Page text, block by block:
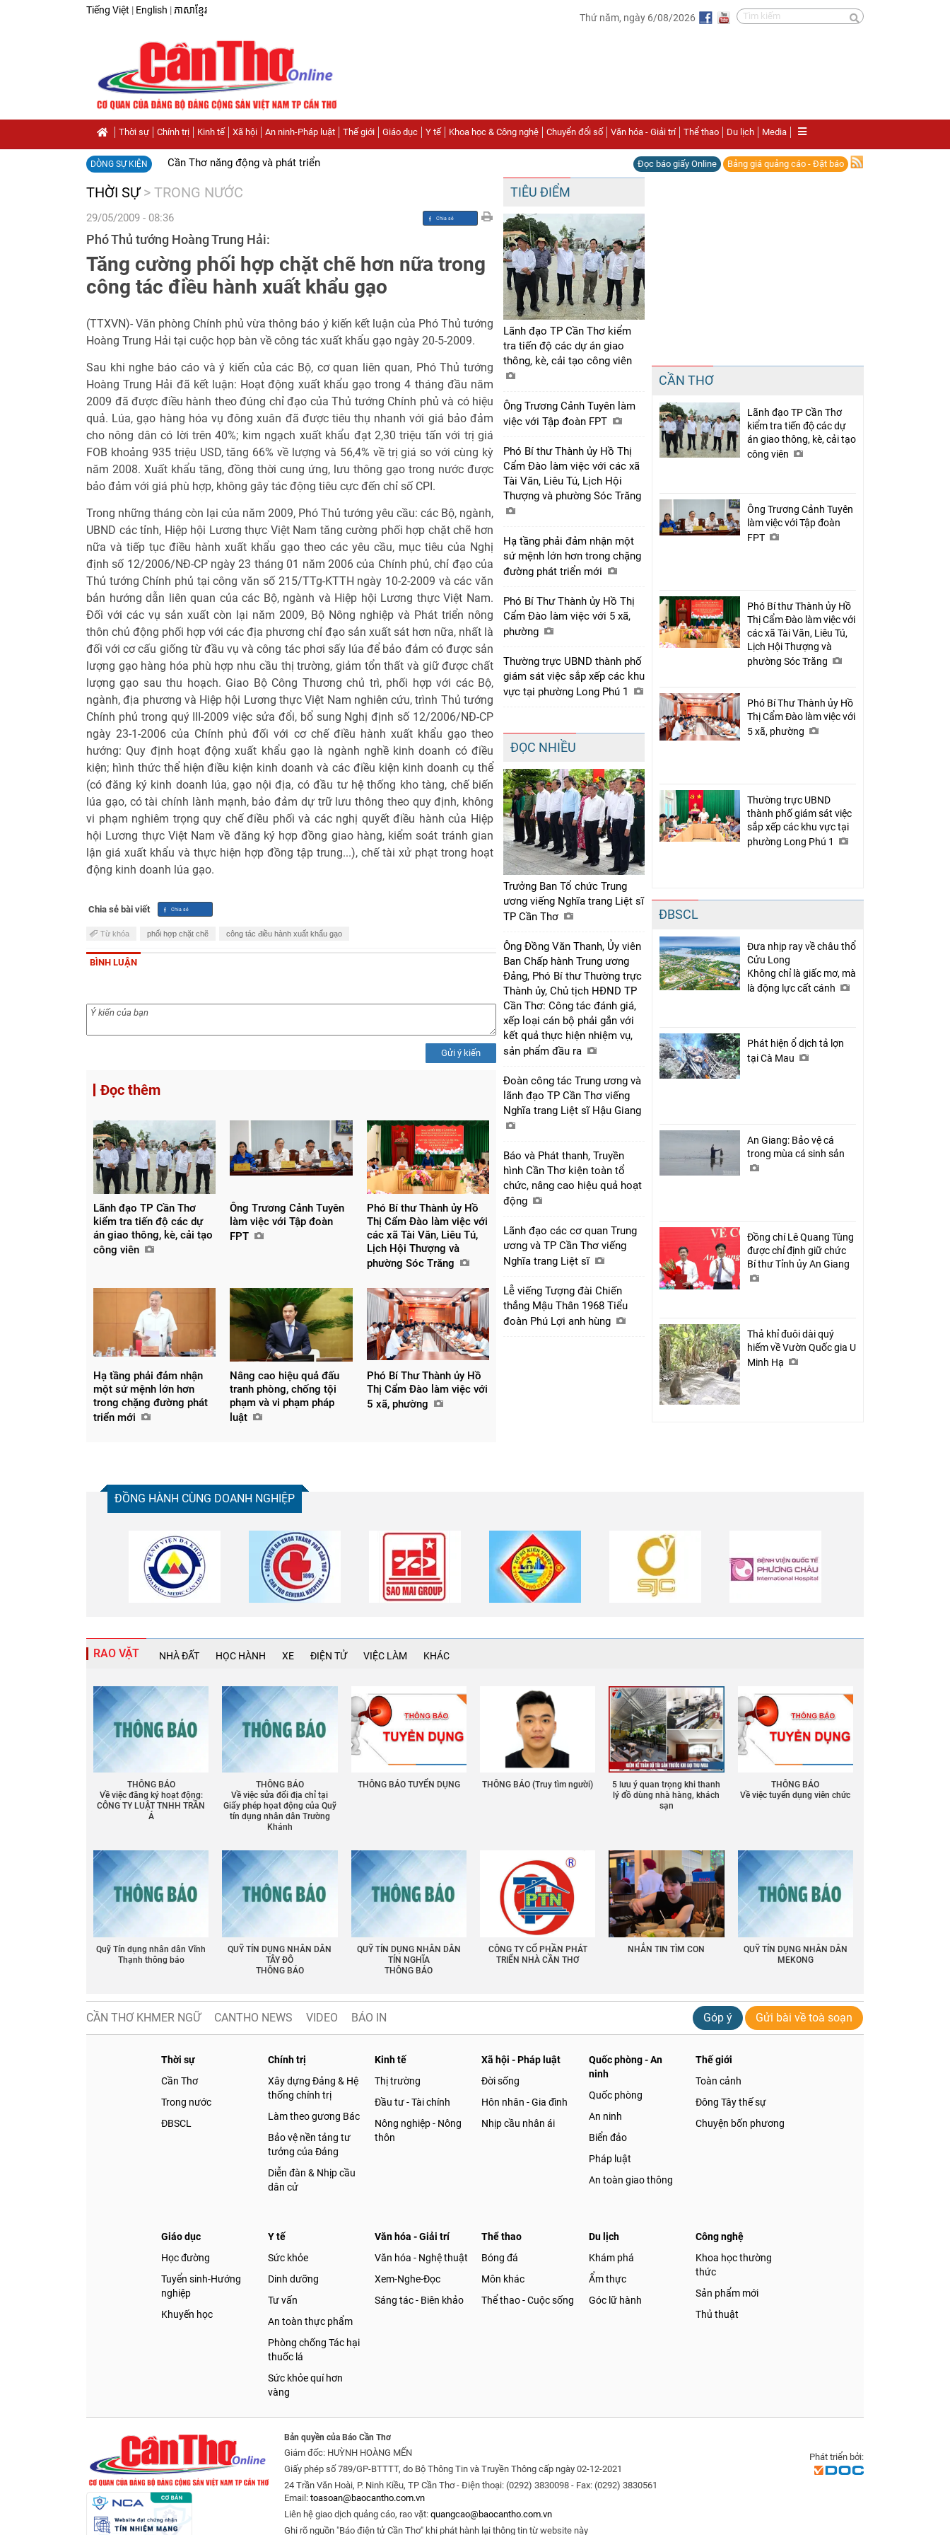
Tiếng Việt | English | ភាសាខ្មែរ
Thứ năm, ngày 6/08/2026
Thời sự Chính trị Kinh tế Xã hội An ninh-Pháp luật Thế giới Giáo dục Y tế Khoa học & Công nghệ Chuyển đổi số Văn hóa - Giải trí Thể thao Du lịch Media
DÒNG SỰ KIỆN Cần Thơ năng động và phát triển Đọc báo giấy Online Bảng giá quảng cáo - Đặt báo
THỜI SỰ > TRONG NƯỚC
29/05/2009 - 08:36
Chia sẻ
Phó Thủ tướng Hoàng Trung Hải:
Tăng cường phối hợp chặt chẽ hơn nữa trong
công tác điều hành xuất khẩu gạo
(TTXVN)- Văn phòng Chính phủ vừa thông báo ý kiến kết luận của Phó Thủ tướng
Hoàng Trung Hải tại cuộc họp bàn về công tác xuất khẩu gạo ngày 20-5-2009.
Sau khi nghe báo cáo và ý kiến của các Bộ, cơ quan liên quan, Phó Thủ tướng
Hoàng Trung Hải đã kết luận: Hoạt động xuất khẩu gạo trong 4 tháng đầu năm
2009 đã được điều hành theo đúng chỉ đạo của Thủ tướng Chính phủ và có hiệu
quả. Lúa, gạo hàng hóa vụ đông xuân đã được tiêu thụ nhanh với giá bảo đảm
cho nông dân có lời trên 40%; kim ngạch xuất khẩu đạt 2,30 triệu tấn với trị giá
FOB khoảng 935 triệu USD, tăng 66% về lượng và 56,4% về trị giá so với cùng kỳ
năm 2008. Xuất khẩu tăng, đồng thời cung ứng, lưu thông gạo trong nước được
bảo đảm với giá phù hợp, không gây tác động tiêu cực đến chỉ số CPI.
Trong những tháng còn lại của năm 2009, Phó Thủ tướng yêu cầu: các Bộ, ngành,
UBND các tỉnh, Hiệp hội Lương thực Việt Nam tăng cường phối hợp chặt chẽ hơn
nữa và tiếp tục điều hành xuất khẩu gạo theo các yêu cầu, mục tiêu của Nghị
định số 12/2006/NĐ-CP ngày 23 tháng 01 năm 2006 của Chính phủ, chỉ đạo của
Thủ tướng Chính phủ tại công văn số 215/TTg-KTTH ngày 10-2-2009 và các văn
bản hướng dẫn liên quan của các Bộ, ngành và Hiệp hội Lương thực Việt Nam.
Đối với các vụ sản xuất còn lại năm 2009, Bộ Nông nghiệp và Phát triển nông
thôn chủ động phối hợp với các địa phương chỉ đạo sản xuất sát hơn nữa, nhất là
đối với cơ cấu giống từ đầu vụ và công tác phơi sấy lúa để bảo đảm có được sản
lượng gạo hàng hóa phù hợp nhu cầu thị trường, giảm tổn thất và giữ được chất
lượng gạo sau thu hoạch. Giao Bộ Công Thương chủ trì, phối hợp với các Bộ,
ngành, địa phương và Hiệp hội Lương thực Việt Nam nghiên cứu, trình Thủ tướng
Chính phủ trong quý III-2009 việc sửa đổi, bổ sung Nghị định số 12/2006/NĐ-CP
ngày 23-1-2006 của Chính phủ đối với cơ chế điều hành xuất khẩu gạo theo
hướng: Quy định hoạt động xuất khẩu gạo là ngành nghề kinh doanh có điều
kiện; hình thức thể hiện điều kiện kinh doanh và các điều kiện kinh doanh cụ thể
(có đăng ký kinh doanh lúa, gạo nội địa, có đầu tư hệ thống kho tàng, chế biến
lúa gạo, có tài chính lành mạnh, bảo đảm dự trữ lưu thông theo quy định, không
vi phạm nghiêm trọng quy chế điều phối và các nghị quyết điều hành của Hiệp
hội Lương thực Việt Nam về đăng ký hợp đồng giao hàng, kiểm soát tránh gian
lận giá xuất khẩu và thực hiện hợp đồng tập trung...), chế tài xử phạt trong hoạt
động kinh doanh lúa gạo.
Chia sẻ bài viết
Chia sẻ
Facebook
Từ khóa phối hợp chặt chẽ công tác điều hành xuất khẩu gạo
BÌNH LUẬN
Gửi ý kiến
Đọc thêm
Lãnh đạo TP Cần Thơ
kiểm tra tiến độ các dự
án giao thông, kè, cải tạo
công viên
Ông Trương Cảnh Tuyên
làm việc với Tập đoàn
FPT
Phó Bí thư Thành ủy Hồ
Thị Cẩm Đào làm việc với
các xã Tài Văn, Liêu Tú,
Lịch Hội Thượng và
phường Sóc Trăng
Hạ tầng phải đảm nhận
một sứ mệnh lớn hơn
trong chặng đường phát
triển mới
Nâng cao hiệu quả đấu
tranh phòng, chống tội
phạm và vi phạm pháp
luật
Phó Bí Thư Thành ủy Hồ
Thị Cẩm Đào làm việc với
5 xã, phường
TIÊU ĐIỂM
Lãnh đạo TP Cần Thơ kiểm
tra tiến độ các dự án giao
thông, kè, cải tạo công viên
Ông Trương Cảnh Tuyên làm
việc với Tập đoàn FPT
Phó Bí thư Thành ủy Hồ Thị
Cẩm Đào làm việc với các xã
Tài Văn, Liêu Tú, Lịch Hội
Thượng và phường Sóc Trăng
Hạ tầng phải đảm nhận một
sứ mệnh lớn hơn trong chặng
đường phát triển mới
Phó Bí Thư Thành ủy Hồ Thị
Cẩm Đào làm việc với 5 xã,
phường
Thường trực UBND thành phố
giám sát việc sắp xếp các khu
vực tại phường Long Phú 1
ĐỌC NHIỀU
Trưởng Ban Tổ chức Trung
ương viếng Nghĩa trang Liệt sĩ
TP Cần Thơ
Ông Đồng Văn Thanh, Ủy viên
Ban Chấp hành Trung ương
Đảng, Phó Bí thư Thường trực
Thành ủy, Chủ tịch HĐND TP
Cần Thơ: Công tác đánh giá,
xếp loại cán bộ phải gắn với
kết quả thực hiện nhiệm vụ,
sản phẩm đầu ra
Đoàn công tác Trung ương và
lãnh đạo TP Cần Thơ viếng
Nghĩa trang Liệt sĩ Hậu Giang
Báo và Phát thanh, Truyền
hình Cần Thơ kiện toàn tổ
chức, nâng cao hiệu quả hoạt
động
Lãnh đạo các cơ quan Trung
ương và TP Cần Thơ viếng
Nghĩa trang Liệt sĩ
Lễ viếng Tượng đài Chiến
thắng Mậu Thân 1968 Tiểu
đoàn Phú Lợi anh hùng
CẦN THƠ
Lãnh đạo TP Cần Thơ
kiểm tra tiến độ các dự
án giao thông, kè, cải tạo
công viên
Ông Trương Cảnh Tuyên
làm việc với Tập đoàn
FPT
Phó Bí thư Thành ủy Hồ
Thị Cẩm Đào làm việc với
các xã Tài Văn, Liêu Tú,
Lịch Hội Thượng và
phường Sóc Trăng
Phó Bí Thư Thành ủy Hồ
Thị Cẩm Đào làm việc với
5 xã, phường
Thường trực UBND
thành phố giám sát việc
sắp xếp các khu vực tại
phường Long Phú 1
ĐBSCL
Đưa nhịp ray về châu thổ
Cửu Long
Không chỉ là giấc mơ, mà
là động lực cất cánh
Phát hiện ổ dịch tả lợn
tại Cà Mau
An Giang: Bảo vệ cá
trong mùa cá sinh sản
Đồng chí Lê Quang Tùng
được chỉ định giữ chức
Bí thư Tỉnh ủy An Giang
Thả khỉ đuôi dài quý
hiếm về Vườn Quốc gia U
Minh Hạ
ĐỒNG HÀNH CÙNG DOANH NGHIỆP
RAO VẶT NHÀ ĐẤT HỌC HÀNH XE ĐIỆN TỬ VIỆC LÀM KHÁC
THÔNG BÁO
Về việc đăng ký hoạt động:
CÔNG TY LUẬT TNHH TRẦN
Á
THÔNG BÁO
Về việc sửa đổi địa chỉ tại
Giấy phép họat động của Quỹ
tín dụng nhân dân Trường
Khánh
THÔNG BÁO TUYỂN DỤNG THÔNG BÁO (Truy tìm người)
5 lưu ý quan trọng khi thanh
lý đồ dùng nhà hàng, khách
sạn
THÔNG BÁO
Về việc tuyển dụng viên chức
Quỹ Tín dụng nhân dân Vĩnh
Thạnh thông báo
QUỸ TÍN DỤNG NHÂN DÂN
TÂY ĐÔ
THÔNG BÁO
QUỸ TÍN DỤNG NHÂN DÂN
TÍN NGHĨA
THÔNG BÁO
CÔNG TY CỔ PHẦN PHÁT
TRIỂN NHÀ CẦN THƠ
NHẮN TIN TÌM CON
QUỸ TÍN DỤNG NHÂN DÂN
MEKONG
CẦN THƠ KHMER NGỮ CANTHO NEWS VIDEO BÁO IN Góp ý Gửi bài về toà soạn
Thời sự
Cần Thơ
Trong nước
ĐBSCL
Chính trị
Xây dựng Đảng & Hệ
thống chính trị
Làm theo gương Bác
Bảo vệ nền tảng tư
tưởng của Đảng
Diễn đàn & Nhịp cầu
dân cử
Kinh tế
Thị trường
Đầu tư - Tài chính
Nông nghiệp - Nông
thôn
Xã hội - Pháp luật
Đời sống
Hôn nhân - Gia đình
Nhịp cầu nhân ái
Quốc phòng - An
ninh
Quốc phòng
An ninh
Biển đảo
Pháp luật
An toàn giao thông
Thế giới
Toàn cảnh
Đông Tây thế sự
Chuyện bốn phương
Giáo dục
Học đường
Tuyển sinh-Hướng
nghiệp
Khuyến học
Y tế
Sức khỏe
Dinh dưỡng
Tư vấn
An toàn thực phẩm
Phòng chống Tác hại
thuốc lá
Sức khỏe quí hơn
vàng
Văn hóa - Giải trí
Văn hóa - Nghệ thuật
Xem-Nghe-Đọc
Sáng tác - Biên khảo
Thể thao
Bóng đá
Môn khác
Thể thao - Cuộc sống
Du lịch
Khám phá
Ẩm thực
Góc lữ hành
Công nghệ
Khoa học thường
thức
Sản phẩm mới
Thủ thuật
Bản quyền của Báo Cần Thơ
Giám đốc: HUỲNH HOÀNG MẾN
Giấy phép số 789/GP-BTTTT, do Bộ Thông Tin và Truyền Thông cấp ngày 02-12-2021
24 Trần Văn Hoài, P. Ninh Kiều, TP Cần Thơ - Điện thoại: (0292) 3830098 - Fax: (0292) 3830561
Email: toasoan@baocantho.com.vn
Liên hệ giao dịch quảng cáo, rao vặt: quangcao@baocantho.com.vn
Ghi rõ nguồn "Báo điện tử Cần Thơ" khi phát hành lại thông tin từ website này
Phát triển bởi: